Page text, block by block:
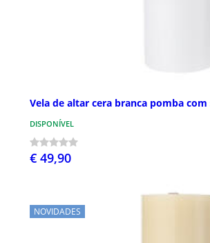
Vela de altar cera branca pomba
DISPONÍVEL
€ 49,90
NOVIDADES